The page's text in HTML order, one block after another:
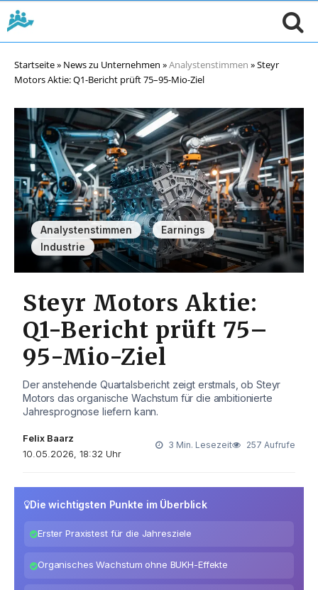
Startseite» News zu Unternehmen »Analystenstimmen »Steyr
Motors Aktie: Q1-Bericht prüft 75–95-Mio-Ziel
Analystenstimmen , Earnings ,
Industrie
Steyr Motors Aktie:
Q1-Bericht prüft 75–
95-Mio-Ziel
Der anstehende Quartalsbericht zeigt erstmals, ob Steyr
Motors das organische Wachstum für die ambitionierte
Jahresprognose liefern kann.
Felix Baarz
10.05.2026, 18:32 Uhr
3 Min. Lesezeit 257 Aufrufe
Die wichtigsten Punkte im Überblick
Erster Praxistest für die Jahresziele
Organisches Wachstum ohne BUKH-Effekte